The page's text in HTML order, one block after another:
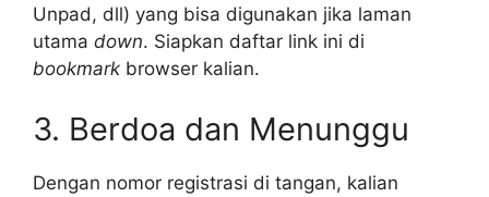
Unpad, dll) yang bisa digunakan jika laman
utama down. Siapkan daftar link ini di
bookmark browser kalian.
3. Berdoa dan Menunggu
Dengan nomor registrasi di tangan, kalian